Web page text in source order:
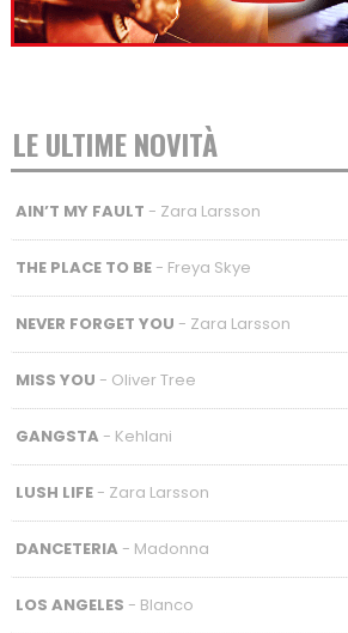
LE ULTIME NOVITÀ
AIN’T MY FAULT - Zara Larsson
THE PLACE TO BE- Freya Skye
NEVER FORGET YOU - Zara Larsson
MISS YOU - Oliver Tree
GANGSTA - Kehlani
LUSH LIFE- Zara Larsson
DANCETERIA - Madonna
LOS ANGELES - Blanco